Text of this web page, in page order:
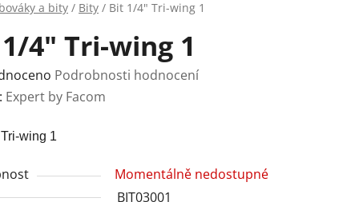
a bity / Bity / Bit 1/4" Tri-wing 1
4" Tri-wing 1
Podrobnosti hodnocení
Expert by Facom
wing 1
Momentálně nedostupné
BIT03001